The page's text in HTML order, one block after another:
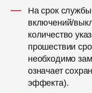
На срок
включений/
количество
прошествии
необходимо
означает
эффекта).